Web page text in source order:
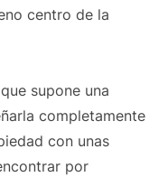
centro de la
supone una
completamente
con unas
por